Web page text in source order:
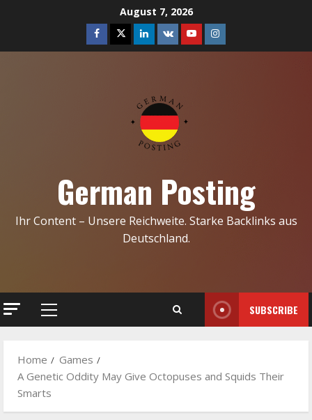
August 7, 2026
Facebook
TwitterLinkedin
VK YoutubeInstagram
German Posting
Ihr Content – Unsere Reichweite. Starke Backlinks aus
Deutschland.
Primary
SUBSCRIBE
Home
Games
A Genetic Oddity May Give Octopuses and Squids Their
Smarts